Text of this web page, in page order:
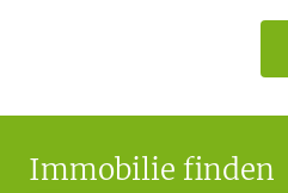
Immobilie finden